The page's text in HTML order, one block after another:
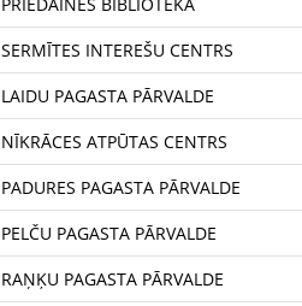
SERMĪTES INTEREŠU CENTRS
LAIDU PAGASTA PĀRVALDE
NĪKRĀCES ATPŪTAS CENTRS
PADURES PAGASTA PĀRVALDE
PELČU PAGASTA PĀRVALDE
RAŅĶU PAGASTA PĀRVALDE